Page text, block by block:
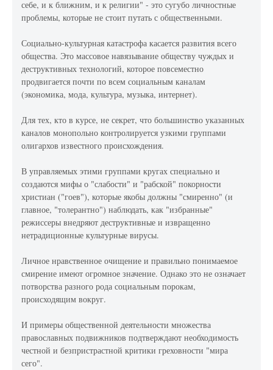
себе, и к ближним, и к религии" - это сугубо личностные
проблемы, которые не стоит путать с общественными.
Социально-культурная катастрофа касается развития всего
общества. Это массовое навязывание обществу чуждых и
деструктивных технологий, которое повсеместно
продвигается почти по всем социальным каналам
(экономика, мода, культура, музыка, интернет).
Для тех, кто в курсе, не секрет, что большинство указанных
каналов монопольно контролируется узкими группами
олигархов известного происхождения.
В управляемых этими группами кругах специально и
создаются мифы о "слабости" и "рабской" покорности
христиан ("гоев"), которые якобы должны "смиренно" (и
главное, "толерантно") наблюдать, как "избранные"
режиссеры внедряют деструктивные и извращенно
нетрадиционные культурные вирусы.
Личное нравственное очищение и правильно понимаемое
смирение имеют огромное значение. Однако это не означает
потворства разного рода социальным порокам,
происходящим вокруг.
И примеры общественной деятельности множества
православных подвижников подтверждают необходимость
честной и безпристрастной критики греховности "мира
сего".